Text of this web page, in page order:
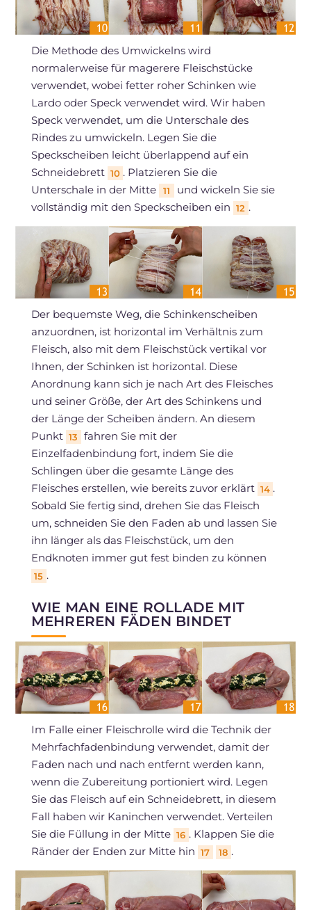
Die Methode des Umwickelns wird
normalerweise für magerere Fleischstücke
verwendet, wobei fetter roher Schinken wie
Lardo oder Speck verwendet wird. Wir haben
Speck verwendet, um die Unterschale des
Rindes zu umwickeln. Legen Sie die
Speckscheiben leicht überlappend auf ein
Schneidebrett 10 . Platzieren Sie die
Unterschale in der Mitte
11
und wickeln Sie sie
vollständig mit den Speckscheiben ein 12 .
Der bequemste Weg, die Schinkenscheiben
anzuordnen, ist horizontal im Verhältnis zum
Fleisch, also mit dem Fleischstück vertikal vor
Ihnen, der Schinken ist horizontal. Diese
Anordnung kann sich je nach Art des Fleisches
und seiner Größe, der Art des Schinkens und
der Länge der Scheiben ändern. An diesem
Punkt 13
fahren Sie mit der
Einzelfadenbindung fort, indem Sie die
Schlingen über die gesamte Länge des
Fleisches erstellen, wie bereits zuvor erklärt 14 .
Sobald Sie fertig sind, drehen Sie das Fleisch
um, schneiden Sie den Faden ab und lassen Sie
ihn länger als das Fleischstück, um den
Endknoten immer gut fest binden zu können
15 .
WIE MAN EINE ROLLADE MIT
MEHREREN FÄDEN BINDET
Im Falle einer Fleischrolle wird die Technik der
Mehrfachfadenbindung verwendet, damit der
Faden nach und nach entfernt werden kann,
wenn die Zubereitung portioniert wird. Legen
Sie das Fleisch auf ein Schneidebrett, in diesem
Fall haben wir Kaninchen verwendet. Verteilen
Sie die Füllung in der Mitte 16 . Klappen Sie die
Ränder der Enden zur Mitte hin 17 18 .